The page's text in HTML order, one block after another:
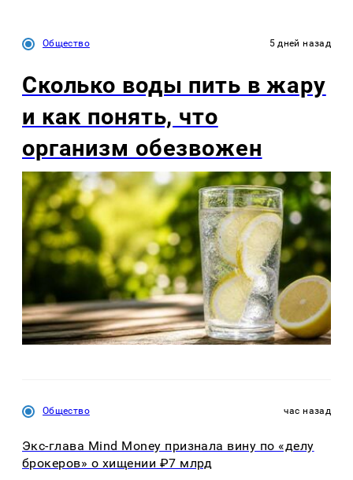
Общество 5 дней назад
Сколько воды пить в жару
и как понять, что
организм обезвожен
Общество час назад
Экс-глава Mind Money признала вину по «делу
брокеров» о хищении ₽7 млрд